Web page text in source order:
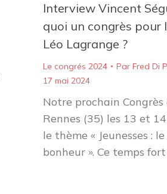
Interview Vincent
quoi un congrès pour
Léo Lagrange ?
Le congrés 2024 Par Fred Di
17 mai 2024
Notre prochain
Rennes (35) les 13 et
le thème « Jeunesses :
bonheur ». Ce temps